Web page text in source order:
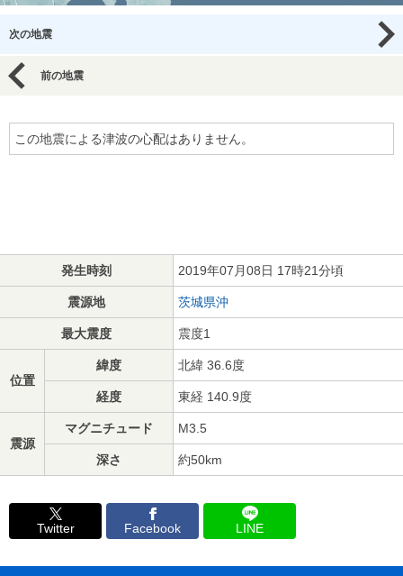
次の地震
前の地震
この地震による津波の心配はありません。
発生時刻 2019年07月08日 17時21分頃
震源地 茨城県沖
最大震度 震度1
位置
緯度 北緯 36.6度
経度 東経 140.9度
震源
マグニチュード M3.5
深さ 約50km
Twitter Facebook LINE